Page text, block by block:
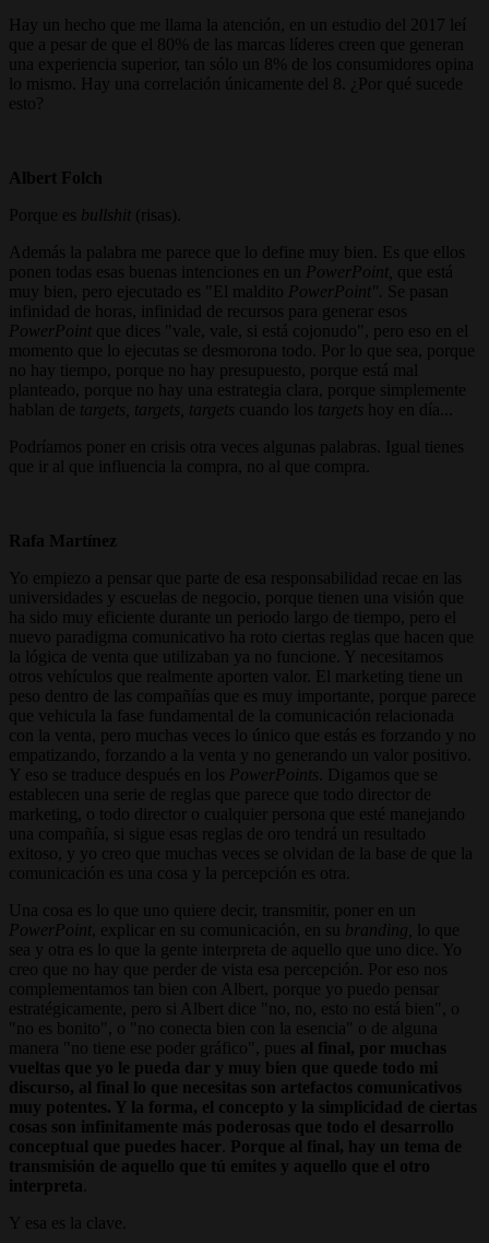
Hay un hecho que me llama la atención, en un estudio del 2017 leí
que a pesar de que el 80% de las marcas líderes creen que generan
una experiencia superior, tan sólo un 8% de los consumidores opina
lo mismo. Hay una correlación únicamente del 8. ¿Por qué sucede
esto?
Albert Folch
Porque es bullshit (risas).
Además la palabra me parece que lo define muy bien. Es que ellos
ponen todas esas buenas intenciones en un
PowerPoint, que está
muy bien, pero ejecutado es "El maldito PowerPoint". Se pasan
infinidad de horas, infinidad de recursos para generar esos
PowerPoint que dices "vale, vale, si está cojonudo", pero eso en el
momento que lo ejecutas se desmorona todo. Por lo que sea, porque
no hay tiempo, porque no hay presupuesto, porque está mal
planteado, porque no hay una estrategia clara, porque simplemente
hablan de targets, targets, targets cuando los targets hoy en día...
Podríamos poner en crisis otra veces algunas palabras. Igual tienes
que ir al que influencia la compra, no al que compra.
Rafa Martínez
Yo empiezo a pensar que parte de esa responsabilidad recae en las
universidades y escuelas de negocio, porque tienen una visión que
ha sido muy eficiente durante un periodo largo de tiempo, pero el
nuevo paradigma comunicativo ha roto ciertas reglas que hacen que
la lógica de venta que utilizaban ya no funcione. Y necesitamos
otros vehículos que realmente aporten valor. El marketing tiene un
peso dentro de las compañías que es muy importante, porque parece
que vehicula la fase fundamental de la comunicación relacionada
con la venta, pero muchas veces lo único que estás es forzando y no
empatizando, forzando a la venta y no generando un valor positivo.
Y eso se traduce después en los PowerPoints . Digamos que se
establecen una serie de reglas que parece que todo director de
marketing, o todo director o cualquier persona que esté manejando
una compañía, si sigue esas reglas de oro tendrá un resultado
exitoso, y yo creo que muchas veces se olvidan de la base de que la
comunicación es una cosa y la percepción es otra.
Una cosa es lo que uno quiere decir, transmitir, poner en un
PowerPoint , explicar en su comunicación, en su branding,
lo que
sea y otra es lo que la gente interpreta de aquello que uno dice. Yo
creo que no hay que perder de vista esa percepción. Por eso nos
complementamos tan bien con Albert, porque yo puedo pensar
estratégicamente, pero si Albert dice "no, no, esto no está bien", o
"no es bonito", o "no conecta bien con la esencia" o de alguna
manera "no tiene ese poder gráfico", pues al final, por muchas
vueltas que yo le pueda dar y muy bien que quede todo mi
discurso, al final lo que necesitas son artefactos comunicativos
muy potentes. Y la forma, el concepto y la simplicidad de ciertas
cosas son infinitamente más poderosas que todo el desarrollo
conceptual que puedes hacer
Porque al final, hay un tema de
transmisión de aquello que tú emites y aquello que el otro
interpreta
Y esa es la clave.